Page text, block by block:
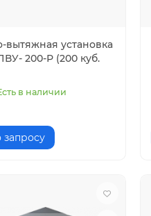
вытяжная установка
200-Р (200 куб.
в наличии
запросу